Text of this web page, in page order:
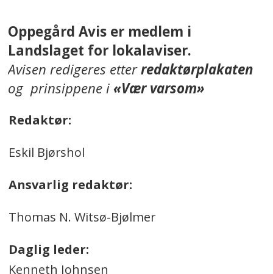
Oppegård Avis er medlem i
Landslaget for lokalaviser.
Avisen redigeres etterredaktørplakaten
og prinsippene i«Vær varsom»
Redaktør:
Eskil Bjørshol
Ansvarlig redaktør:
Thomas N. Witsø-Bjølmer
Daglig leder:
Kenneth Johnsen